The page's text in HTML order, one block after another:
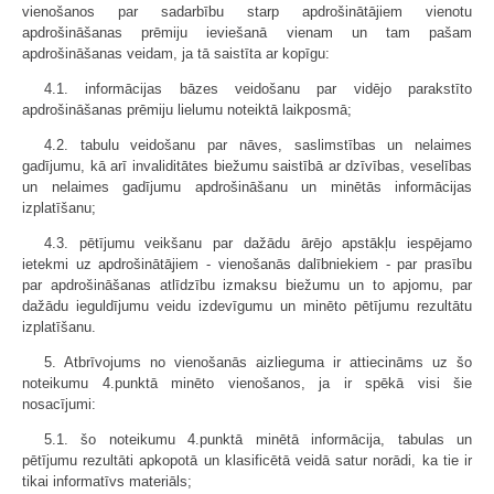
vienošanos par sadarbību starp apdrošinātājiem vienotu
apdrošināšanas prēmiju ieviešanā vienam un tam pašam
apdrošināšanas veidam, ja tā saistīta ar kopīgu:
4.1. informācijas bāzes veidošanu par vidējo parakstīto
apdrošināšanas prēmiju lielumu noteiktā laikposmā;
4.2. tabulu veidošanu par nāves, saslimstības un nelaimes
gadījumu, kā arī invaliditātes biežumu saistībā ar dzīvības, veselības
un nelaimes gadījumu apdrošināšanu un minētās informācijas
izplatīšanu;
4.3. pētījumu veikšanu par dažādu ārējo apstākļu iespējamo
ietekmi uz apdrošinātājiem - vienošanās dalībniekiem - par prasību
par apdrošināšanas atlīdzību izmaksu biežumu un to apjomu, par
dažādu ieguldījumu veidu izdevīgumu un minēto pētījumu rezultātu
izplatīšanu.
5. Atbrīvojums no vienošanās aizlieguma ir attiecināms uz šo
noteikumu 4.punktā minēto vienošanos, ja ir spēkā visi šie
nosacījumi:
5.1. šo noteikumu 4.punktā minētā informācija, tabulas un
pētījumu rezultāti apkopotā un klasificētā veidā satur norādi, ka tie ir
tikai informatīvs materiāls;